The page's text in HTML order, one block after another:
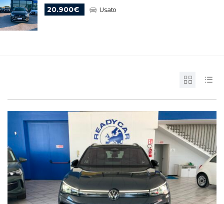
20.900€
Usato